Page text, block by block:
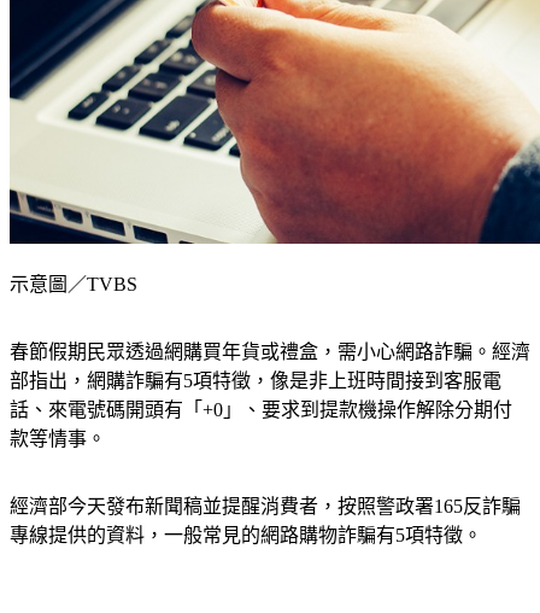
示意圖／TVBS
春節假期民眾透過網購買年貨或禮盒，需小心網路詐騙。經濟
部指出，網購詐騙有5項特徵，像是非上班時間接到客服電
話、來電號碼開頭有「+0」、要求到提款機操作解除分期付
款等情事。
經濟部今天發布新聞稿並提醒消費者，按照警政署165反詐騙
專線提供的資料，一般常見的網路購物詐騙有5項特徵。